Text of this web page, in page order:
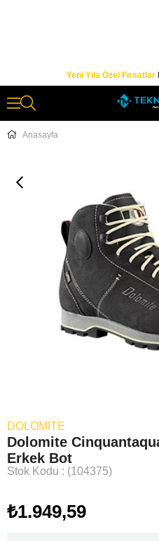
Yeni Yıla Özel Fırsatlar
Anasayfa
DOLOMITE
Dolomite
Erkek Bot
Stok Kodu (104375)
₺1.949,59